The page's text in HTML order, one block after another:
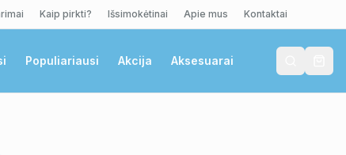
Kaip pirkti? Išsimokėtinai Apie mus Kontaktai
Populiariausi Akcija Aksesuarai